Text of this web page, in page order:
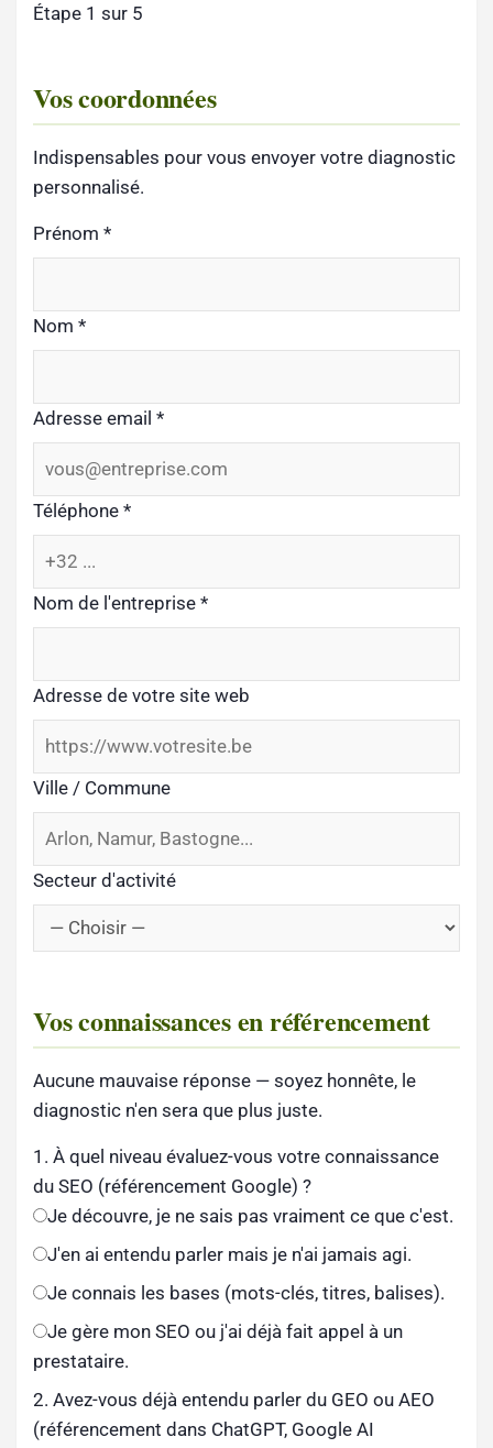
Étape 1 sur 5
Vos coordonnées
Indispensables pour vous envoyer votre diagnostic
personnalisé.
Prénom *
Nom *
Adresse email *
Téléphone *
Nom de l'entreprise *
Adresse de votre site web
Ville / Commune
Secteur d'activité
Vos connaissances en référencement
Aucune mauvaise réponse — soyez honnête, le
diagnostic n'en sera que plus juste.
1. À quel niveau évaluez-vous votre connaissance
du SEO (référencement Google) ?
Je découvre, je ne sais pas vraiment ce que c'est.
J'en ai entendu parler mais je n'ai jamais agi.
Je connais les bases (mots-clés, titres, balises).
Je gère mon SEO ou j'ai déjà fait appel à un
prestataire.
2. Avez-vous déjà entendu parler du GEO ou AEO
(référencement dans ChatGPT, Google AI